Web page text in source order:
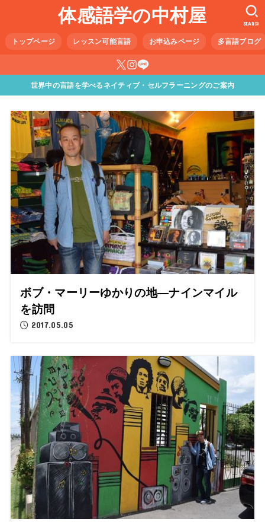
体感語学の中村屋
トップページ レッスン可能言語 お申込みページ 多言語ブログ
SEARCH
世界中の言語を学べるネイティブ・セルフラーニングのご案内
ボブ・マーリーゆかりの地―ナインマイル
を訪問
2017.05.05